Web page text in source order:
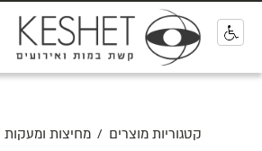
קטגוריות מוצרים / מחיצות ומעקות